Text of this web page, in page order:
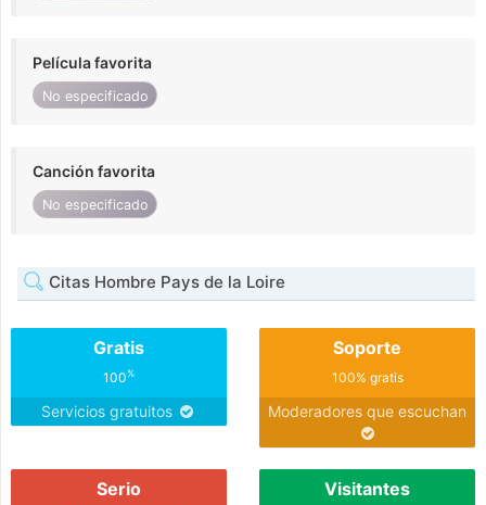
Película favorita
No especificado
Canción favorita
No especificado
Citas Hombre Pays de la Loire
Gratis
100%
Servicios gratuitos
Soporte
100% gratis
Moderadores que escuchan
Serio Visitantes